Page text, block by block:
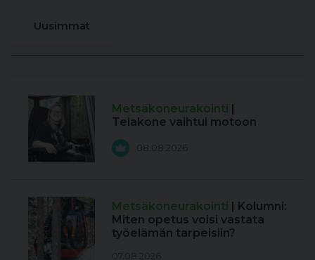
Uusimmat
Metsäkoneurakointi |
Telakone vaihtui motoon
08.08.2026
Metsäkoneurakointi | Kolumni:
Miten opetus voisi vastata
työelämän tarpeisiin?
07.08.2026